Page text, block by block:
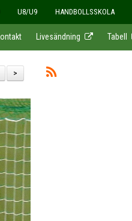
U8/U9 HANDBOLLSSKOLA
Livesändning Tabell
>